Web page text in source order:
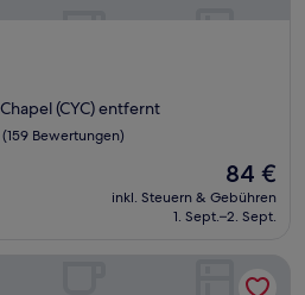
(CYC) entfernt
(159 Bewertungen)
Der
Preis
beträgt
84 €
inkl. Steuern & Gebühren
1. Sept.–2. Sept.